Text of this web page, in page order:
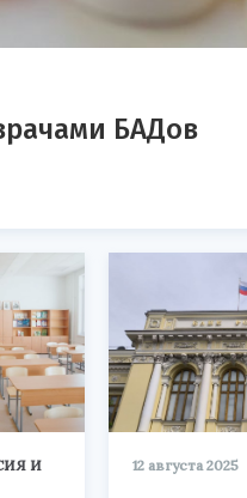
БАДов
И
12 августа 2025